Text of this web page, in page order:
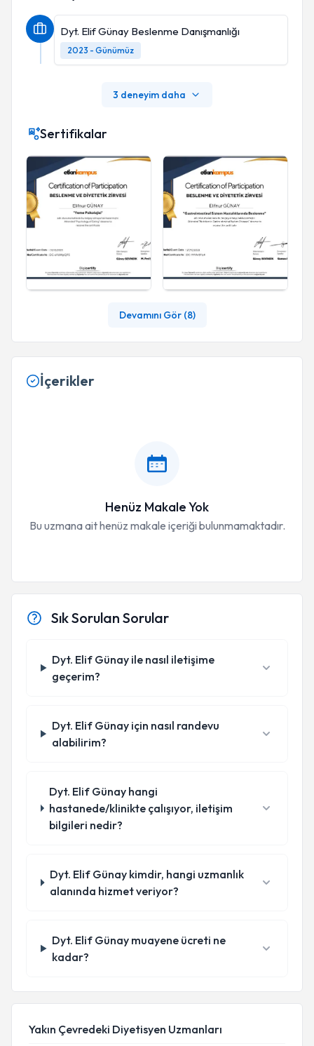
Dyt. Elif Günay Beslenme Danışmanlığı
2023 - Günümüz
3 deneyim daha
Sertifikalar
Devamını Gör (8)
İçerikler
Henüz Makale Yok
Bu uzmana ait henüz makale içeriği bulunmamaktadır.
Sık Sorulan Sorular
Dyt. Elif Günay ile nasıl iletişime
geçerim?
Dyt. Elif Günay için nasıl randevu
alabilirim?
Dyt. Elif Günay hangi
hastanede/klinikte çalışıyor, iletişim
bilgileri nedir?
Dyt. Elif Günay kimdir, hangi uzmanlık
alanında hizmet veriyor?
Dyt. Elif Günay muayene ücreti ne
kadar?
Yakın Çevredeki Diyetisyen Uzmanları